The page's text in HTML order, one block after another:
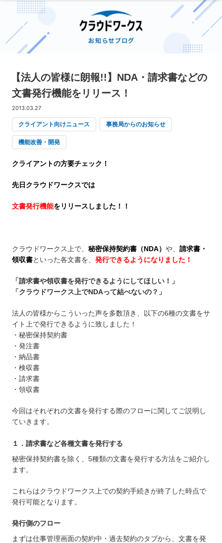
【法人の皆様に朗報!!】NDA・請求書などの
文書発行機能をリリース！
2013.03.27
クライアント向けニュース 事務局からのお知らせ
機能改善・開発
クライアントの方要チェック！
先日クラウドワークスでは
文書発行機能をリリースしました！！
クラウドワークス上で、 秘密保持契約書（NDA） や、 請求書・
領収書といった各文書を、 発行できるようになりました！
「請求書や領収書を発行できるようにしてほしい！」
「クラウドワークス上でNDAって結べないの？」
法人の皆様からこういった声を多数頂き、以下の6種の文書をサ
イト上で発行できるように致しました！
・秘密保持契約書
・発注書
・納品書
・検収書
・請求書
・領収書
今回はそれぞれの文書を発行する際のフローに関してご説明し
ていきます。
１．請求書など各種文書を発行する
秘密保持契約書を除く、5種類の文書を発行する方法をご紹介し
ます。
これらはクラウドワークス上での契約手続きが終了した時点で
発行可能となります。
発行側のフロー
まずは仕事管理画面の契約中・過去契約のタブから、文書を発